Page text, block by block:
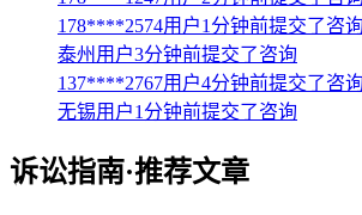
178****2574用户1分钟前提交了咨询
泰州用户3分钟前提交了咨询
137****2767用户4分钟前提交了咨询
无锡用户1分钟前提交了咨询
诉讼指南·推荐文章